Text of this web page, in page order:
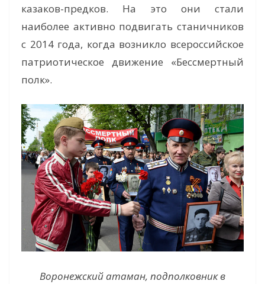
казаков-предков. На это они стали
наиболее активно подвигать станичников
с 2014 года, когда возникло всероссийское
патриотическое движение «Бессмертный
полк».
Воронежский атаман, подполковник в